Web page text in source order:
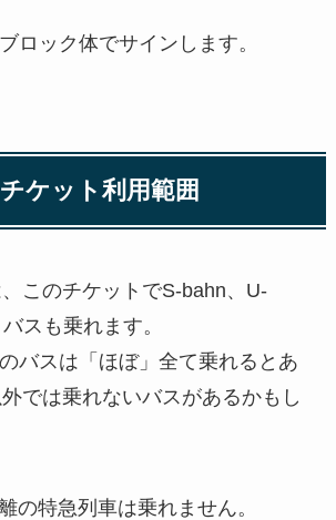
ロック体でサインします。
ケット利用範囲
このチケットでS-bahn、U-
スも乗れます。
バスは「ほぼ」全て乗れるとあ
では乗れないバスがあるかもし
の特急列車は乗れません。